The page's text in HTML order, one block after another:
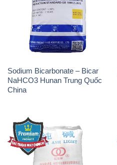
Sodium Bicarbonate – Bicar
NaHCO3 Hunan Trung Quốc
China